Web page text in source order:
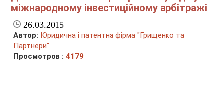
міжнародному інвестиційному арбітражі
26.03.2015
Автор: Юридична і патентна фірма "Грищенко та
Партнери"
Просмотров :4179